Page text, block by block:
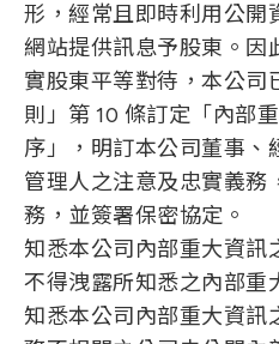
形，經常且即時利用公開
網站提供訊息予股東。因
實股東平等對待，本公司
則」第 10 條訂定「內部
序」，明訂本公司董事、
管理人之注意及忠實義務
務，並簽署保密協定。
知悉本公司內部重大資訊
不得洩露所知悉之內部重
知悉本公司內部重大資訊